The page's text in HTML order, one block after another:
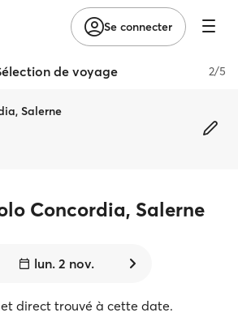
Se connecter
de voyage 2/5
Salerne
Concordia, Salerne
lun. 2 nov.
direct trouvé à cette date.